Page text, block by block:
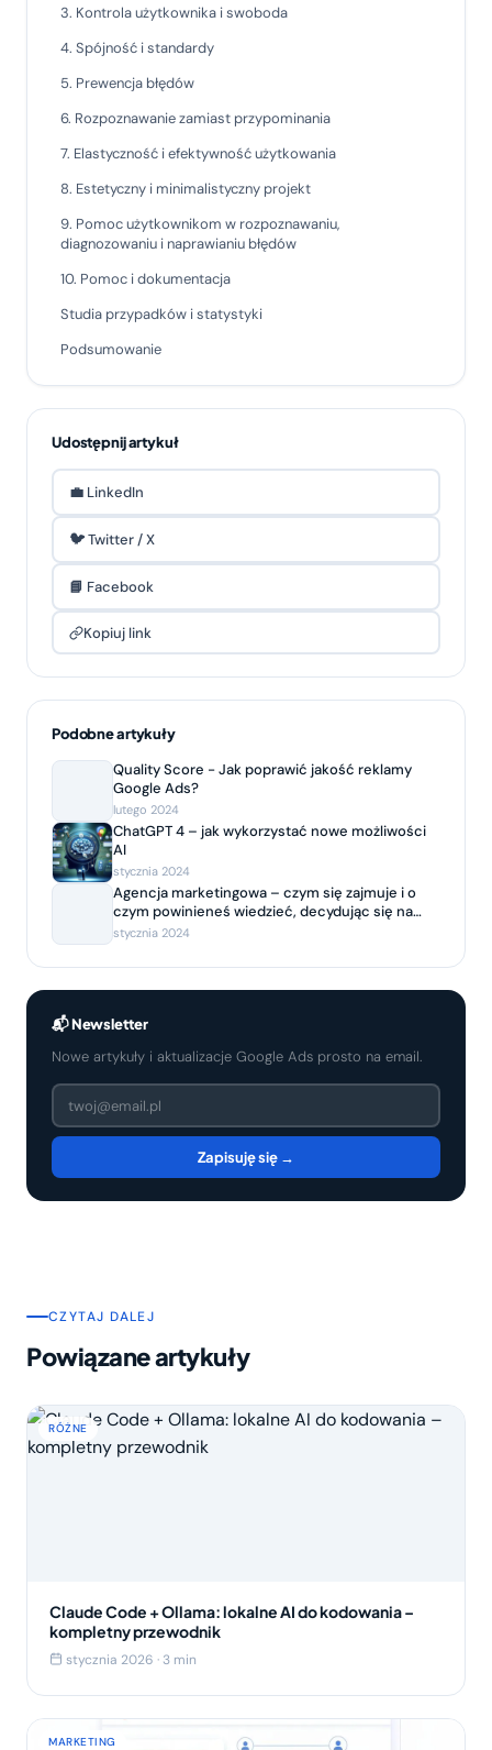
3. Kontrola użytkownika i swoboda
4. Spójność i standardy
5. Prewencja błędów
6. Rozpoznawanie zamiast przypominania
7. Elastyczność i efektywność użytkowania
8. Estetyczny i minimalistyczny projekt
9. Pomoc użytkownikom w rozpoznawaniu,
diagnozowaniu i naprawianiu błędów
10. Pomoc i dokumentacja
Studia przypadków i statystyki
Podsumowanie
Udostępnij artykuł
💼 LinkedIn
🐦 Twitter / X
📘 Facebook
Kopiuj link
Podobne artykuły
Quality Score - Jak poprawić jakość reklamy
Google Ads?
lutego 2024
ChatGPT 4 – jak wykorzystać nowe możliwości
AI
stycznia 2024
Agencja marketingowa – czym się zajmuje i o
czym powinieneś wiedzieć, decydując się na
współpracę?
stycznia 2024
📬 Newsletter
Nowe artykuły i aktualizacje Google Ads prosto na email.
Zapisuję się →
CZYTAJ DALEJ
Powiązane artykuły
RÓŻNE
Claude Code + Ollama: lokalne AI do kodowania –
kompletny przewodnik
stycznia 2026 · 3 min
MARKETING